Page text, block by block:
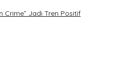
Crime” Jadi Tren Positif